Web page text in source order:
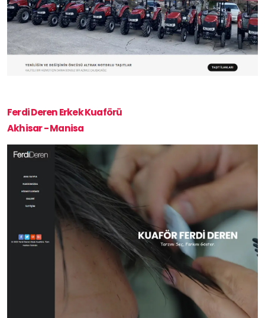
Ferdi Deren Erkek Kuaförü
Akhisar - Manisa